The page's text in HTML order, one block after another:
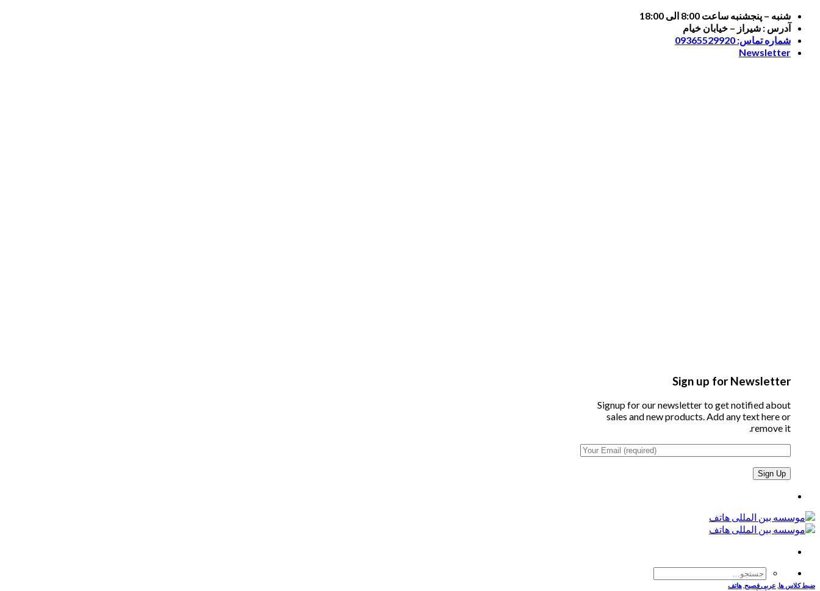
Skip
content
شنبه – پنجشنبه ساعت 8:00 الی 18:00
آدرس : شیراز – خیابان خیام
شماره تماس: 09365529920
Newsletter
Sign up for Newsletter
Signup for our newsletter to get notified about
sales and new products. Add any text here or
remove it.
جستجو
برای:
ضبط کلاس ها عربی فصیح هاتف